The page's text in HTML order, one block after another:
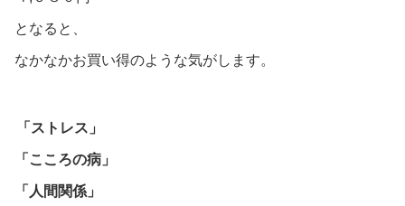
となると、
なかなかお買い得のような気がします。
「ストレス」
「こころの病」
「人間関係」